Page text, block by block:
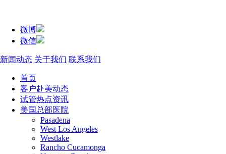
微博
微信
新闻动态 关于我们 联系我们
首页
客户赴美动态
试管热点资讯
美国总部医院
Pasadena
West Los Angeles
Westlake
Rancho Cucamonga